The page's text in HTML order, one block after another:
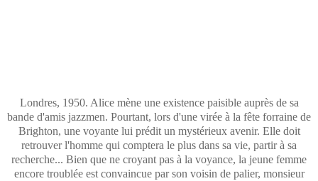
Londres, 1950. Alice mène une existence paisible auprès de sa
bande d'amis jazzmen. Pourtant, lors d'une virée à la fête forraine de
Brighton, une voyante lui prédit un mystérieux avenir. Elle doit
retrouver l'homme qui comptera le plus dans sa vie, partir à sa
recherche... Bien que ne croyant pas à la voyance, la jeune femme
encore troublée est convaincue par son voisin de palier, monsieur